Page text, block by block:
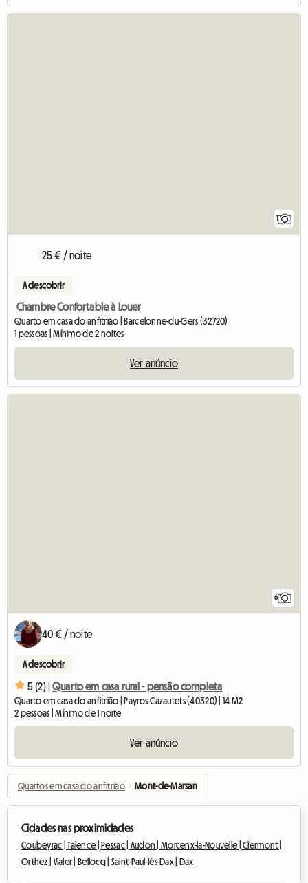
1
25 € / noite
A descobrir
Chambre Confortable à Louer
Quarto em casa do anfitrião | Barcelonne-du-Gers (32720)
1 pessoas | Mínimo de 2 noites
Ver anúncio
6
40 € / noite
A descobrir
5 (2) | Quarto em casa rural - pensão completa
Quarto em casa do anfitrião | Payros-Cazautets (40320) | 14 M2
2 pessoas | Mínimo de 1 noite
Ver anúncio
Quartos em casa do anfitrião › Mont-de-Marsan
Cidades nas proximidades
Coubeyrac |Talence | Pessac | Audon | Morcenx-la-Nouvelle |Clermont |
Orthez | Vialer | Bellocq | Saint-Paul-lès-Dax | Dax